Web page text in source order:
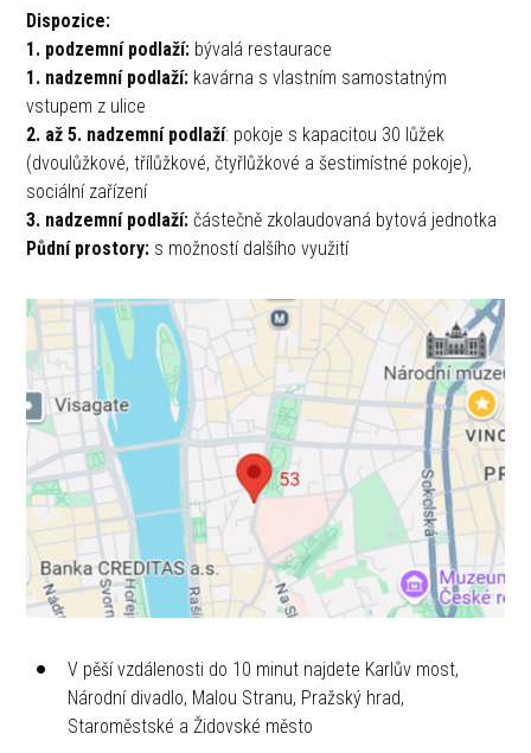
Dispozice:
1. podzemní podlaží: bývalá restaurace
1. nadzemní podlaží: kavárna s vlastním samostatným
vstupem z ulice
2. až 5. nadzemní podlaží: pokoje s kapacitou 30 lůžek
(dvoulůžkové, třílůžkové, čtyřlůžkové a šestimístné pokoje),
sociální zařízení
3. nadzemní podlaží: částečně zkolaudovaná bytová jednotka
Půdní prostory: s možností dalšího využití
V pěší vzdálenosti do 10 minut najdete Karlův most,
Národní divadlo, Malou Stranu, Pražský hrad,
Staroměstské a Židovské město